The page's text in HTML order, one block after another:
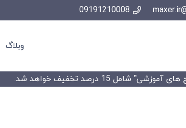
09191210008
وبلاگ
15 درصد تخفیف خواهد شد.